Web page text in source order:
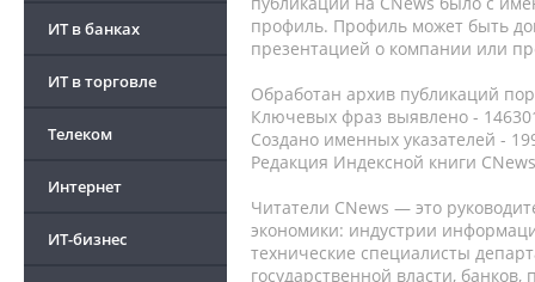
ИТ в банках
ИТ в торговле
Телеком
Интернет
ИТ-бизнес
профиль. Профиль может быть
презентацией о компании или
Обработан архив публикаций
Ключевых фраз выявлено -
Создано именных указателей -
Редакция Индексной книги
Читатели CNews — это
экономики: индустрии
технические специалисты
государственной власти,